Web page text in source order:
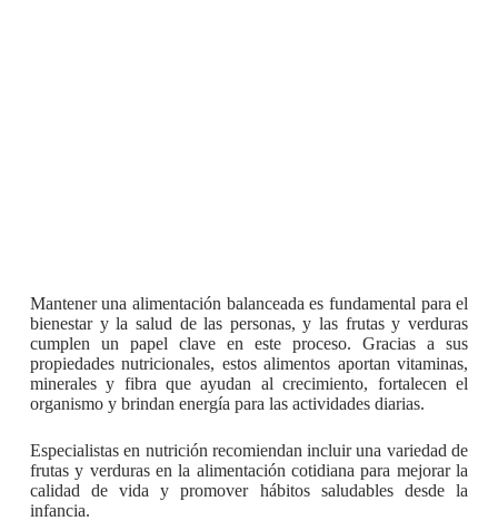
Mantener una alimentación balanceada es fundamental para el
bienestar y la salud de las personas, y las frutas y verduras
cumplen un papel clave en este proceso. Gracias a sus
propiedades nutricionales, estos alimentos aportan vitaminas,
minerales y fibra que ayudan al crecimiento, fortalecen el
organismo y brindan energía para las actividades diarias.
Especialistas en nutrición recomiendan incluir una variedad de
frutas y verduras en la alimentación cotidiana para mejorar la
calidad de vida y promover hábitos saludables desde la
infancia.